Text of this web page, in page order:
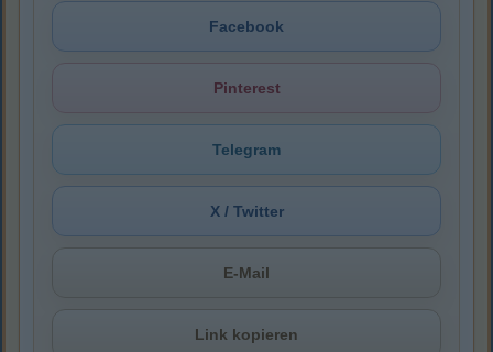
Facebook
Pinterest
Telegram
X / Twitter
E-Mail
Link kopieren